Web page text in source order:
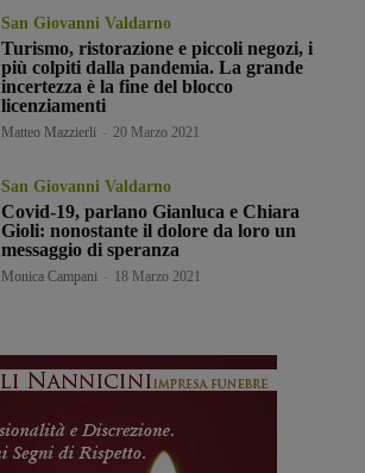
San Giovanni Valdarno
Turismo, ristorazione e piccoli negozi, i
più colpiti dalla pandemia. La grande
incertezza è la fine del blocco
licenziamenti
Matteo Mazzierli 20 Marzo 2021
San Giovanni Valdarno
Covid-19, parlano Gianluca e Chiara
Gioli: nonostante il dolore da loro un
messaggio di speranza
Monica Campani 18 Marzo 2021